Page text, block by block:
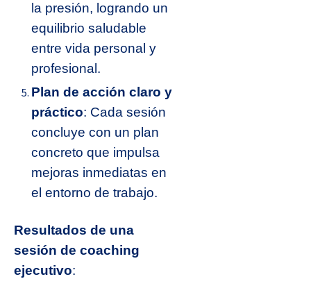
la presión, logrando un
equilibrio saludable
entre vida personal y
profesional.
Plan de acción claro y
práctico: Cada sesión
concluye con un plan
concreto que impulsa
mejoras inmediatas en
el entorno de trabajo.
Resultados de una
sesión de coaching
ejecutivo: